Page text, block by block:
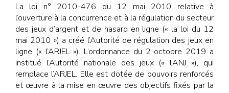
La loi n° 2010-476 du 12 mai 2010 relative à
l’ouverture à la concurrence et à la régulation du secteur
des jeux d’argent et de hasard en ligne (« la loi du 12
mai 2010 ») a créé l’Autorité de régulation des jeux en
ligne (« l’ARJEL »). L’ordonnance du 2 octobre 2019 a
institué l’Autorité nationale des jeux (« l’ANJ »), qui
remplace l’ARJEL. Elle est dotée de pouvoirs renforcés
et œuvre à la mise en œuvre des objectifs fixés par la